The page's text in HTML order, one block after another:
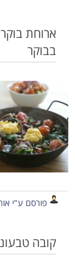
ארוחת
בבוקר
פורסם ע"י
קובה